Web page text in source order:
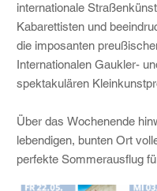
internationale
Kabarettisten und
die imposanten
Internationalen Gaukler-
spektakulären
Über das Wochenende
lebendigen, bunten Ort
perfekte Sommerausflug